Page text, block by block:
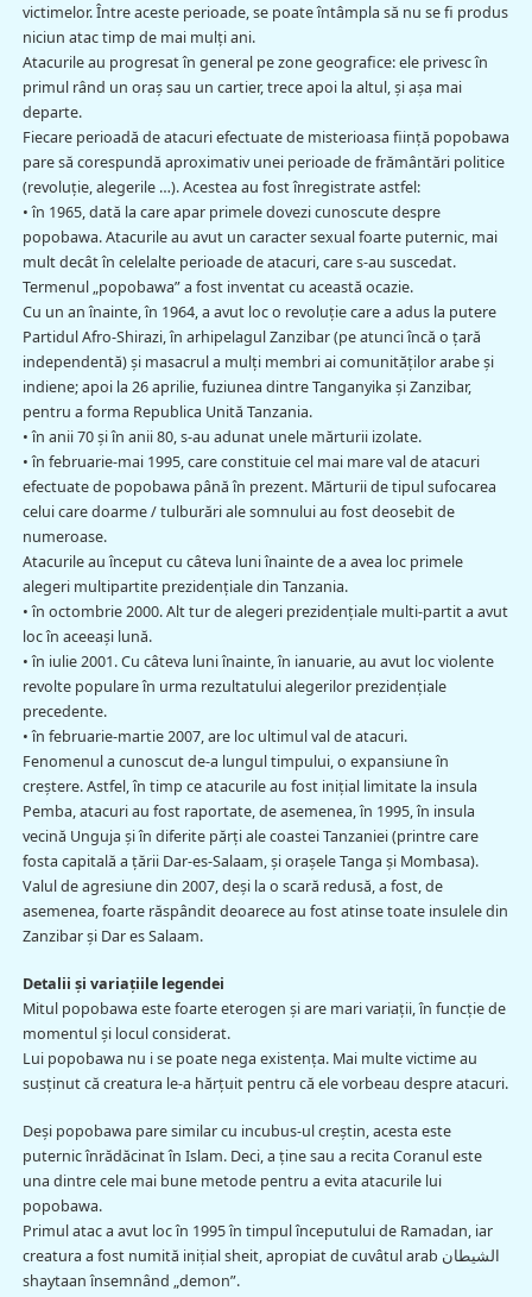
victimelor. Între aceste perioade, se poate întâmpla să nu se fi produs
niciun atac timp de mai mulţi ani.
Atacurile au progresat în general pe zone geografice: ele privesc în
primul rând un oraş sau un cartier, trece apoi la altul, şi aşa mai
departe.
Fiecare perioadă de atacuri efectuate de misterioasa fiinţă popobawa
pare să corespundă aproximativ unei perioade de frământări politice
(revoluţie, alegerile …). Acestea au fost înregistrate astfel:
• în 1965, dată la care apar primele dovezi cunoscute despre
popobawa. Atacurile au avut un caracter sexual foarte puternic, mai
mult decât în celelalte perioade de atacuri, care s-au suscedat.
Termenul „popobawa” a fost inventat cu această ocazie.
Cu un an înainte, în 1964, a avut loc o revoluţie care a adus la putere
Partidul Afro-Shirazi, în arhipelagul Zanzibar (pe atunci încă o ţară
independentă) şi masacrul a mulţi membri ai comunităţilor arabe şi
indiene; apoi la 26 aprilie, fuziunea dintre Tanganyika şi Zanzibar,
pentru a forma Republica Unită Tanzania.
• în anii 70 şi în anii 80, s-au adunat unele mărturii izolate.
• în februarie-mai 1995, care constituie cel mai mare val de atacuri
efectuate de popobawa până în prezent. Mărturii de tipul sufocarea
celui care doarme / tulburări ale somnului au fost deosebit de
numeroase.
Atacurile au început cu câteva luni înainte de a avea loc primele
alegeri multipartite prezidenţiale din Tanzania.
• în octombrie 2000. Alt tur de alegeri prezidenţiale multi-partit a avut
loc în aceeaşi lună.
• în iulie 2001. Cu câteva luni înainte, în ianuarie, au avut loc violente
revolte populare în urma rezultatului alegerilor prezidenţiale
precedente.
• în februarie-martie 2007, are loc ultimul val de atacuri.
Fenomenul a cunoscut de-a lungul timpului, o expansiune în
creştere. Astfel, în timp ce atacurile au fost iniţial limitate la insula
Pemba, atacuri au fost raportate, de asemenea, în 1995, în insula
vecină Unguja şi în diferite părţi ale coastei Tanzaniei (printre care
fosta capitală a ţării Dar-es-Salaam, şi oraşele Tanga şi Mombasa).
Valul de agresiune din 2007, deşi la o scară redusă, a fost, de
asemenea, foarte răspândit deoarece au fost atinse toate insulele din
Zanzibar şi Dar es Salaam.
Detalii şi variaţiile legendei
Mitul popobawa este foarte eterogen şi are mari variaţii, în funcţie de
momentul şi locul considerat.
Lui popobawa nu i se poate nega existenţa. Mai multe victime au
susţinut că creatura le-a hărţuit pentru că ele vorbeau despre atacuri.
Deşi popobawa pare similar cu incubus-ul creştin, acesta este
puternic înrădăcinat în Islam. Deci, a ţine sau a recita Coranul este
una dintre cele mai bune metode pentru a evita atacurile lui
popobawa.
Primul atac a avut loc în 1995 în timpul începutului de Ramadan, iar
creatura a fost numită iniţial sheit, apropiat de cuvâtul arab الشيطان
shaytaan însemnând „demon”.